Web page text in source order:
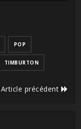
POP
TIMBURTON
Article précédent